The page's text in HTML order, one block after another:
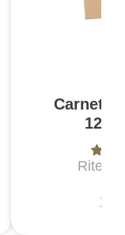
Carnet
Rite in